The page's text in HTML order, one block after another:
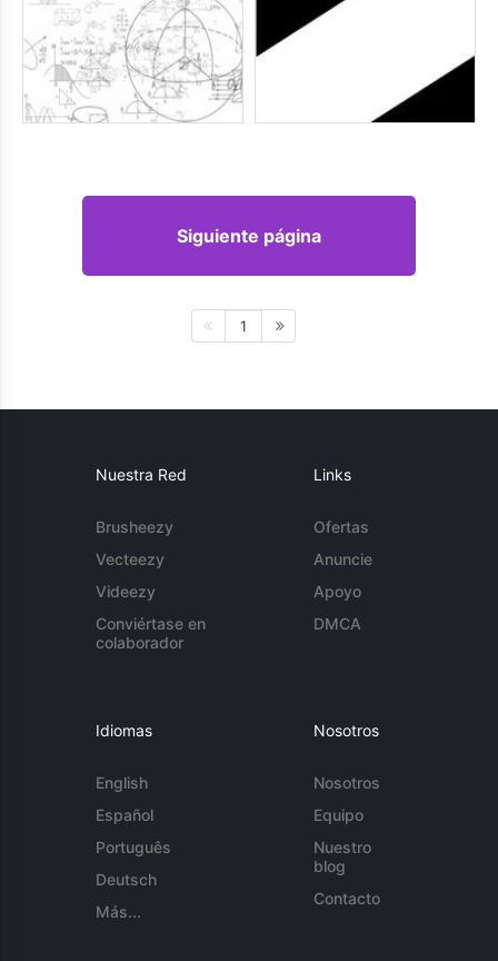
Siguiente página
1
Nuestra Red
Brusheezy
Vecteezy
Videezy
Conviértase en
colaborador
Links
Ofertas
Anuncie
Apoyo
DMCA
Idiomas
English
Español
Português
Deutsch
Más...
Nosotros
Nosotros
Equipo
Nuestro
blog
Contacto